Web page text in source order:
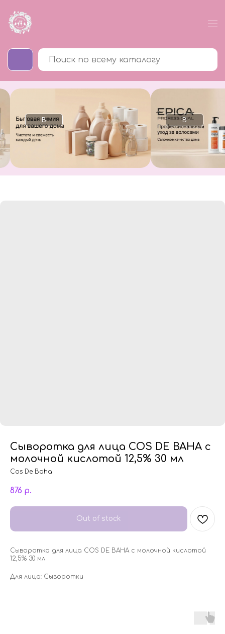
В
каталог
В
каталог
Сыворотка для лица COS DE BAHA с
молочной кислотой 12,5% 30 мл
Cos De Baha
876 р.
Out of stock
Сыворотка для лица COS DE BAHA с молочной кислотой
12,5% 30 мл
Для лица: Сыворотки